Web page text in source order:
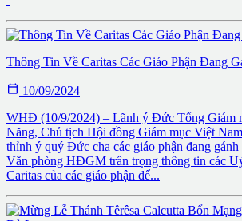
Thông Tin Về Caritas Các Giáo Phận Đang
 10/09/2024
WHĐ (10/9/2024) – Lãnh ý Đức Tổng Giám
Năng, Chủ tịch Hội đồng Giám mục Việt
thỉnh ý quý Đức cha các giáo phận đang gánh
Văn phòng HĐGM trân trọng thông tin các
Caritas của các giáo phận để...